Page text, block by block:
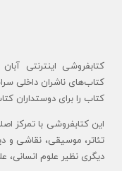
کتابفروشی اینترنتی
کتاب‌های ناشران داخلی
کتاب را برای دوستداران
این کتابفروشی با تمرکز
تئاتر، موسیقی، نقاشی و
دیگری نظیر علوم انسانی،